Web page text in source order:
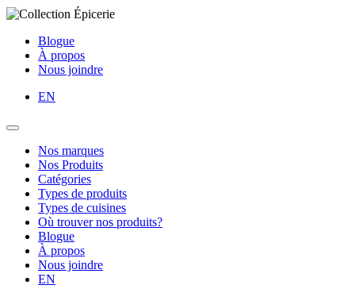
Blogue
À propos
Nous joindre
EN
Nos marques
Nos Produits
Catégories
Types de produits
Types de cuisines
Où trouver nos produits?
Blogue
À propos
Nous joindre
EN